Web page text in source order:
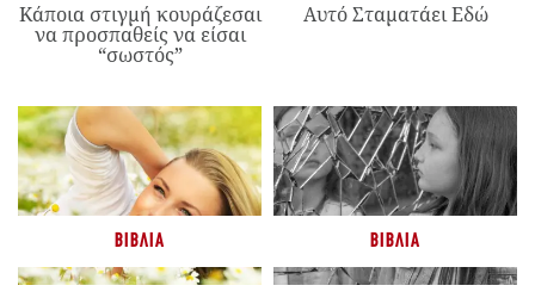
Κάποια στιγμή κουράζεσαι
να προσπαθείς να είσαι
“σωστός”
Αυτό Σταματάει Εδώ
ΒΙΒΛΊΑ ΒΙΒΛΊΑ